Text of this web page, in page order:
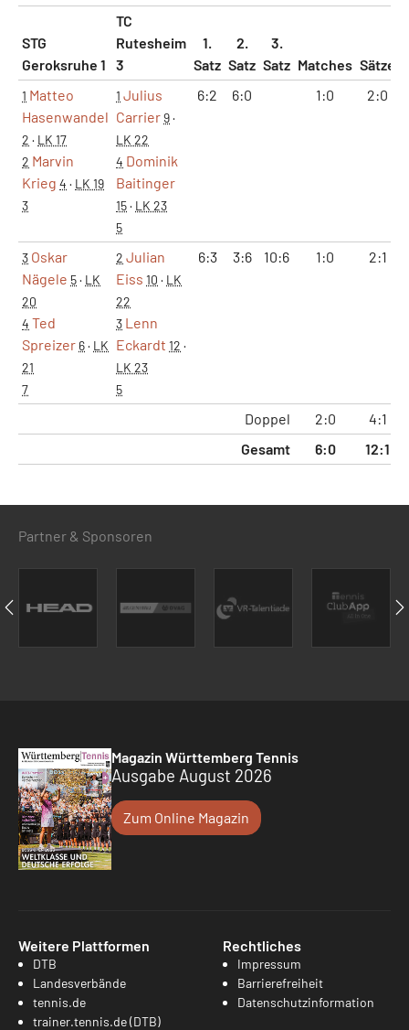
STG
Geroksruhe 1
TC
Rutesheim
3
1.
Satz
2.
Satz
3.
Satz Matches Sätze
1 Matteo
Hasenwandel
2 · LK 17
2 Marvin
Krieg 4 · LK 19
3
1 Julius
Carrier9·
LK 22
4 Dominik
Baitinger
15· LK 23
5
6:2 6:0 1:0 2:0
3 Oskar
Nägele 5· LK
20
4 Ted
Spreizer 6· LK
21
7
2 Julian
Eiss 10 · LK
22
3 Lenn
Eckardt 12 ·
LK 23
5
6:3 3:6 10:6 1:0 2:1
Doppel 2:0 4:1
Gesamt
6:0 12:1
Partner & Sponsoren
Magazin Württemberg Tennis
Ausgabe August 2026
Zum Online Magazin
Weitere Plattformen
DTB
Landesverbände
tennis.de
trainer.tennis.de (DTB)
Rechtliches
Impressum
Barrierefreiheit
Datenschutzinformation